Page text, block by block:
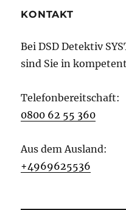
KONTAKT
Bei DSD Detektiv
sind Sie in
Telefonbereitschaft:
0800 62 55 360
Aus dem Ausland:
+4969625536